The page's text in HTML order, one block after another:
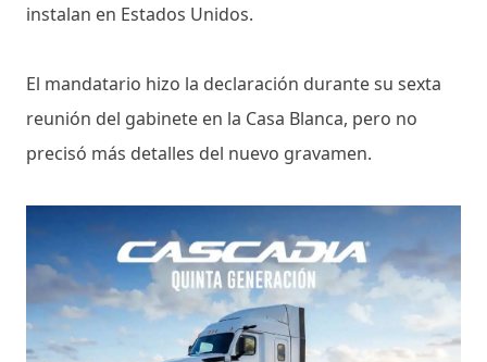
instalan en Estados Unidos.
El mandatario hizo la declaración durante su sexta
reunión del gabinete en la Casa Blanca, pero no
precisó más detalles del nuevo gravamen.